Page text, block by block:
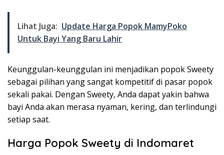
Lihat Juga: Update Harga Popok MamyPoko
Untuk Bayi Yang Baru Lahir
Keunggulan-keunggulan ini menjadikan popok Sweety
sebagai pilihan yang sangat kompetitif di pasar popok
sekali pakai. Dengan Sweety, Anda dapat yakin bahwa
bayi Anda akan merasa nyaman, kering, dan terlindungi
setiap saat.
Harga Popok Sweety di Indomaret